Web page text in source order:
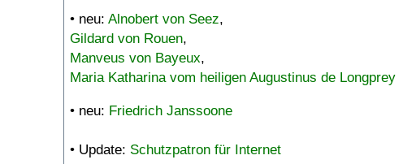
• neu: Alnobert von Seez,
Gildard von Rouen,
Manveus von Bayeux,
Maria Katharina vom heiligen Augustinus de Longprey
• neu: Friedrich Janssoone
• Update: Schutzpatron für Internet